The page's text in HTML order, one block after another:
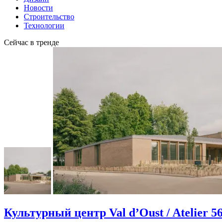
Новости
Строительство
Технологии
Сейчас в тренде
Культурный центр Val d’Oust / Atelier